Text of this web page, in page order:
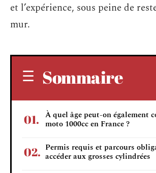
et l’expérience, sous peine de
mur.
Sommaire
À quel âge peut-on également
moto 1000cc en France ?
Permis requis et parcours
accéder aux grosses cylindrées